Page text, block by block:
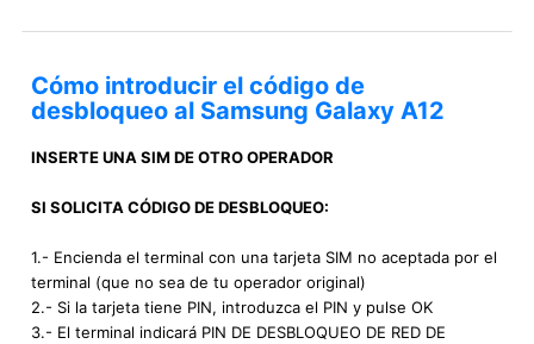
Cómo introducir el código de
desbloqueo al Samsung Galaxy A12
INSERTE UNA SIM DE OTRO OPERADOR
SI SOLICITA CÓDIGO DE DESBLOQUEO:
1.- Encienda el terminal con una tarjeta SIM no aceptada por el
terminal (que no sea de tu operador original)
2.- Si la tarjeta tiene PIN, introduzca el PIN y pulse OK
3.- El terminal indicará PIN DE DESBLOQUEO DE RED DE